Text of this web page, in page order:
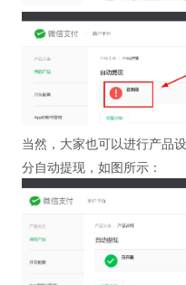
当然，大家也可以进行产品
分自动提现，如图所示：